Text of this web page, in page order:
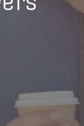
med ca. 2.800
Skolen
er en
en række
bedre